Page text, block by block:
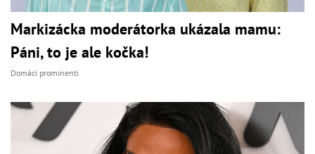
Markizácka moderátorka ukázala mamu:
Páni, to je ale kočka!
Domáci prominenti